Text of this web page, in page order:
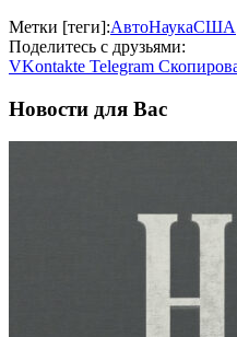
Метки [теги]:АвтоНаукаСША
Поделитесь с друзьями:
VKontakte Telegram
Новости для Вас